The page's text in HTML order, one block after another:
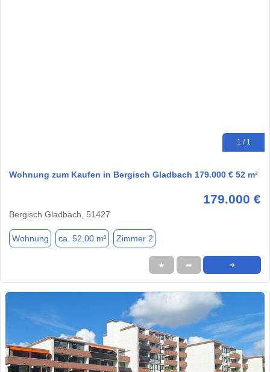
1 / 1
Wohnung zum Kaufen in Bergisch Gladbach 179.000 € 52 m²
179.000 €
Bergisch Gladbach, 51427
Wohnung ca. 52,00 m² Zimmer 2
★ ➦ ➜